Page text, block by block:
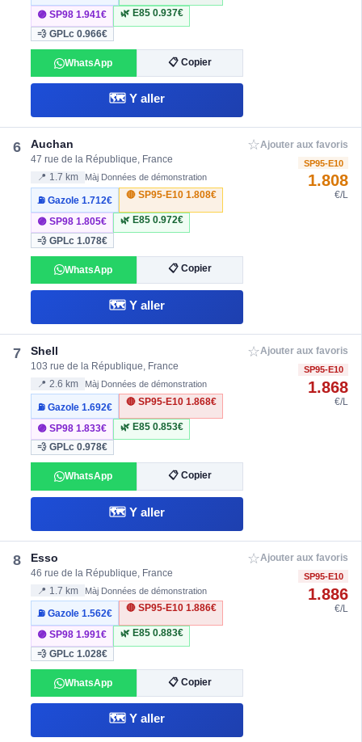
🟣 SP981.941€ 🌿 E85 0.937€
💨 GPLc0.966€
WhatsApp 📋 Copier
🗺️ Y aller
6 Auchan
47 rue de la République, France
📍 1.7 km Màj Données de démonstration
⛽ Gazole1.712€
🔴 SP95-E10 1.808€
🟣 SP981.805€ 🌿 E85 0.972€
💨 GPLc1.078€
WhatsApp 📋 Copier
🗺️ Y aller
☆Ajouter aux favoris
SP95-E10
1.808
€/L
7 Shell
103 rue de la République, France
📍 2.6 km Màj Données de démonstration
⛽ Gazole1.692€
🔴 SP95-E10 1.868€
🟣 SP981.833€ 🌿 E85 0.853€
💨 GPLc0.978€
WhatsApp 📋 Copier
🗺️ Y aller
☆Ajouter aux favoris
SP95-E10
1.868
€/L
8 Esso
46 rue de la République, France
📍 1.7 km Màj Données de démonstration
⛽ Gazole1.562€
🔴 SP95-E10 1.886€
🟣 SP981.991€ 🌿 E85 0.883€
💨 GPLc1.028€
WhatsApp 📋 Copier
🗺️ Y aller
☆Ajouter aux favoris
SP95-E10
1.886
€/L